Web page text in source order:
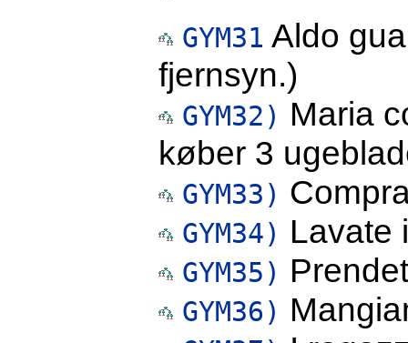
GYM31 Aldo
fjernsyn.)
GYM32) Maria
køber 3
GYM33)
GYM34) Lavate
GYM35)
GYM36)